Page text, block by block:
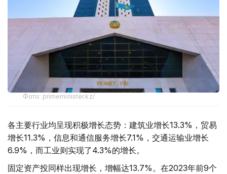
Фото: primeminister.kz/
各主要行业均呈现积极增长态势：建筑业增长13.3%，贸易
增长11.3%，信息和通信服务增长7.1%，交通运输业增长
6.9%，而工业则实现了4.3%的增长。
固定资产投同样出现增长，增幅达13.7%。在2023年前9个